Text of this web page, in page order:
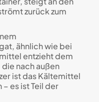
zurück zum
ähnlich wie bei
entzieht dem
nach außen
ist das Kältemittel
es ist Teil der